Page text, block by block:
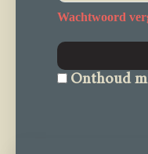
Wachtwoord
Onthoud